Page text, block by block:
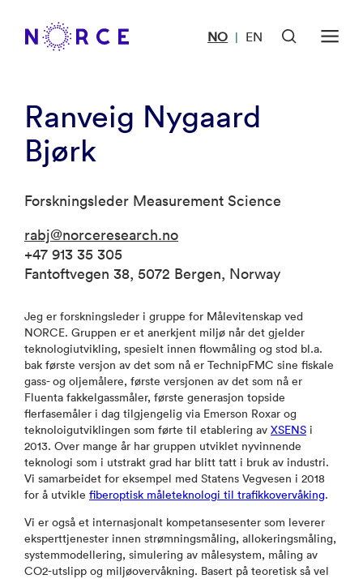
NO | EN
Ranveig Nygaard
Bjørk
Forskningsleder Measurement Science
rabj@norceresearch.no
+47 913 35 305
Fantoftvegen 38, 5072 Bergen, Norway
Jeg er forskningsleder i gruppe for Målevitenskap ved
NORCE. Gruppen er et anerkjent miljø når det gjelder
teknologiutvikling, spesielt innen flowmåling og stod bl.a.
bak første versjon av det som nå er TechnipFMC sine fiskale
gass- og oljemålere, første versjonen av det som nå er
Fluenta fakkelgassmåler, første generasjon topside
flerfasemåler i dag tilgjengelig via Emerson Roxar og
teknoloigutviklingen som førte til etablering av XSENS i
2013. Over mange år har gruppen utviklet nyvinnende
teknologi som i utstrakt grad har blitt tatt i bruk av industri.
Vi samarbeidet for eksempel med Statens Vegvesen i 2018
for å utvikle fiberoptisk måleteknologi til trafikkovervåking.
Vi er også et internasjonalt kompetansesenter som leverer
eksperttjenester innen strømningsmåling, allokeringsmåling,
systemmodellering, simulering av målesystem, måling av
CO2-utslipp og miljøovervåkning. Basert på teoretisk så vel